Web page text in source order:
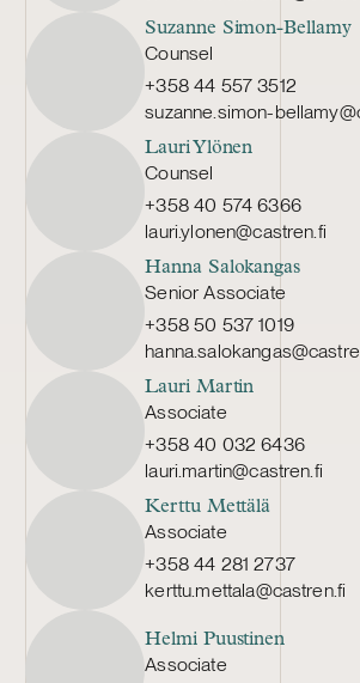
Suzanne Simon-Bellamy
Counsel
+358 44 557 3512
suzanne.simon-
Lauri Ylönen
Counsel
+358 40 574 6366
lauri.ylonen@castren.fi
Hanna Salokangas
Senior Associate
+358 50 537 1019
Lauri Martin
Associate
+358 40 032 6436
lauri.martin@castren.fi
Kerttu Mettälä
Associate
+358 44 281 2737
kerttu.mettala@castren.fi
Helmi Puustinen
Associate